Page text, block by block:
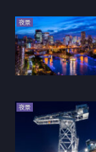
夜景
夜景